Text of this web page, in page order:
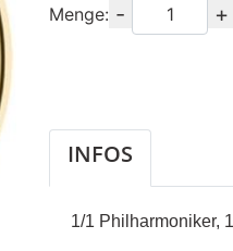
Menge: -
Menge +
INFOS
1/1 Philharmoniker,